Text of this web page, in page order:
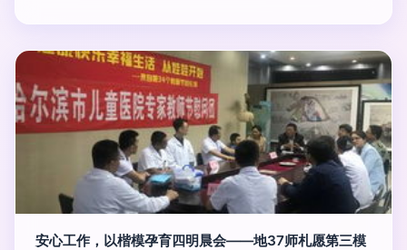
安心工作，以楷模孕育四明晨会——地37师札愿第三模